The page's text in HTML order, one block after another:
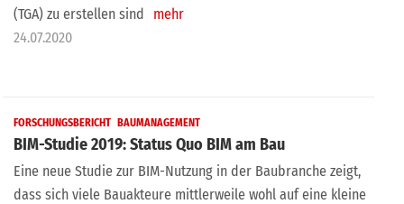
(TGA) zu erstellen sind
mehr
24.07.2020
FORSCHUNGSBERICHT BAUMANAGEMENT
BIM-Studie 2019: Status Quo BIM am Bau
Eine neue Studie zur BIM-Nutzung in der Baubranche zeigt,
dass sich viele Bauakteure mittlerweile wohl auf eine kleine